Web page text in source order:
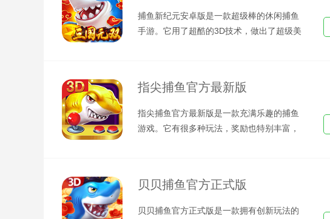
捕鱼新纪元安卓版是一款超级棒的休闲捕鱼
手游。它用了超酷的3D技术，做出了超级美
指尖捕鱼官方最新版
指尖捕鱼官方最新版是一款充满乐趣的捕鱼
游戏。它有很多种玩法，奖励也特别丰富，
贝贝捕鱼官方正式版
贝贝捕鱼官方正式版是一款拥有创新玩法的